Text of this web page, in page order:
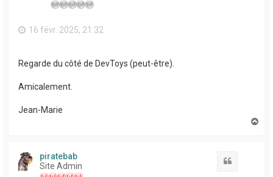
16 févr. 2025, 21:32
Regarde du côté de DevToys (peut-être).
Amicalement.
Jean-Marie
piratebab
Site Admin